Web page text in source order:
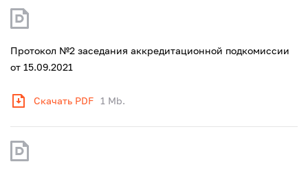
Протокол №2 заседания аккредитационной подкомиссии
от 15.09.2021
Скачать PDF 1 Mb.